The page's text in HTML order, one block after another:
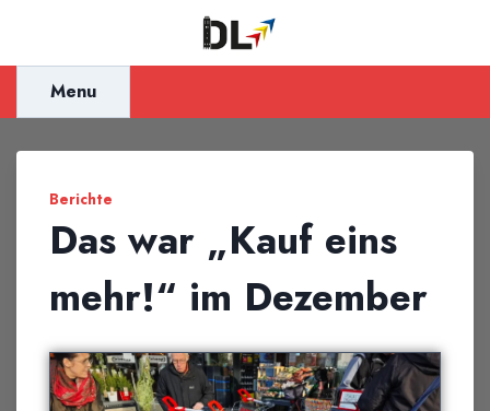
Menu
Berichte
Das war „Kauf eins
mehr!“ im Dezember